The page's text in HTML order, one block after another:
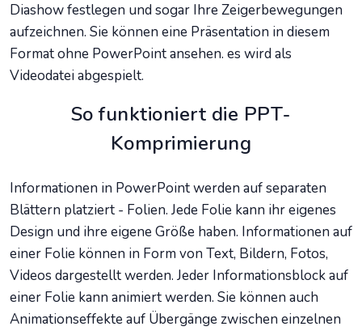
Diashow festlegen und sogar Ihre Zeigerbewegungen
aufzeichnen. Sie können eine Präsentation in diesem
Format ohne PowerPoint ansehen. es wird als
Videodatei abgespielt.
So funktioniert die PPT-
Komprimierung
Informationen in PowerPoint werden auf separaten
Blättern platziert - Folien. Jede Folie kann ihr eigenes
Design und ihre eigene Größe haben. Informationen auf
einer Folie können in Form von Text, Bildern, Fotos,
Videos dargestellt werden. Jeder Informationsblock auf
einer Folie kann animiert werden. Sie können auch
Animationseffekte auf Übergänge zwischen einzelnen